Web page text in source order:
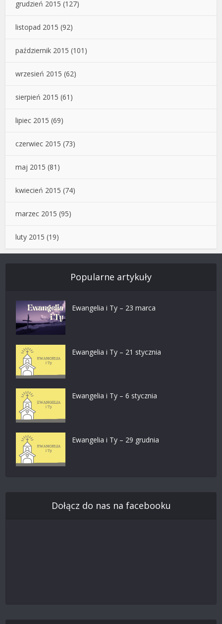
grudzień 2015 (127)
listopad 2015 (92)
październik 2015 (101)
wrzesień 2015 (62)
sierpień 2015 (61)
lipiec 2015 (69)
czerwiec 2015 (73)
maj 2015 (81)
kwiecień 2015 (74)
marzec 2015 (95)
luty 2015 (19)
Popularne artykuły
Ewangelia i Ty – 23 marca
Ewangelia i Ty – 21 stycznia
Ewangelia i Ty – 6 stycznia
Ewangelia i Ty – 29 grudnia
Dołącz do nas na facebooku